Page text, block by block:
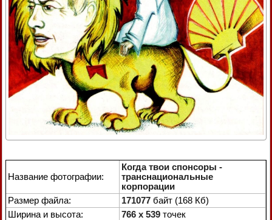
Название фотографии:
Когда твои спонсоры -
транснациональные
корпорации
Размер файла:
171077 байт (168 Кб)
Ширина и высота:
766 x 539 точек